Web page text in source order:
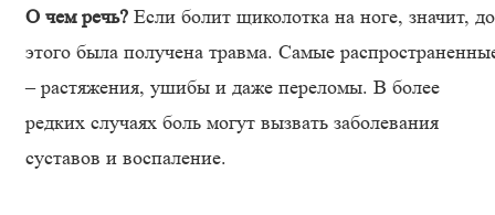
О чем речь? Если болит щиколотка на ноге, значит, до
этого была получена травма. Самые
– растяжения, ушибы и даже переломы. В более
редких случаях боль могут вызвать заболевания
суставов и воспаление.